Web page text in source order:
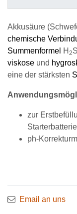
Akkusäure
chemische
Summenformel H 2
viskose und
eine der stärksten
zur
ph-
Email an uns